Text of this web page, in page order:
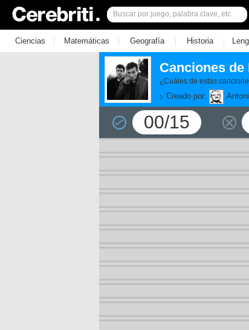
Ciencias | Matemáticas | Geografía | Historia |
Canciones
¿Cuáles de estas
Creado por:
00/15